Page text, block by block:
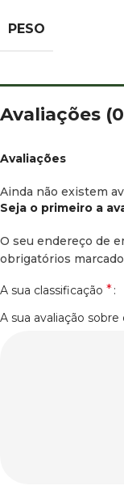
PESO
Avaliações
Avaliações
Ainda não existem
Seja o primeiro a
O seu endereço de
obrigatórios
A sua classificação *
A sua avaliação